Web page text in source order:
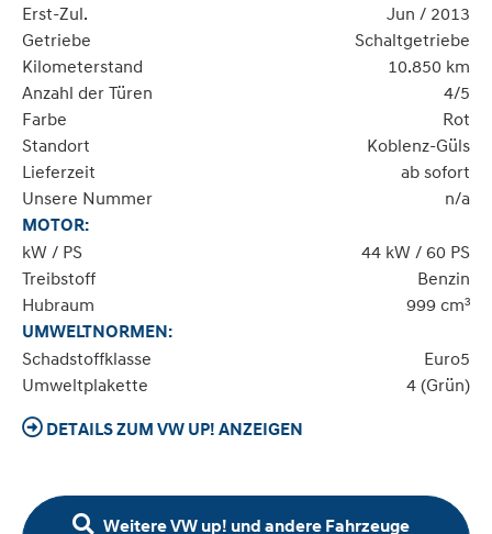
Erst-Zul.
Jun / 2013
Getriebe
Schaltgetriebe
Kilometerstand
10.850 km
Anzahl der Türen
4/5
Farbe
Rot
Standort
Koblenz-Güls
Lieferzeit
ab sofort
Unsere Nummer
n/a
MOTOR:
kW / PS
44 kW / 60 PS
Treibstoff
Benzin
Hubraum
999 cm³
UMWELTNORMEN:
Schadstoffklasse
Euro5
Umweltplakette
4 (Grün)
DETAILS ZUM VW UP! ANZEIGEN
Weitere VW up! und andere Fahrzeuge